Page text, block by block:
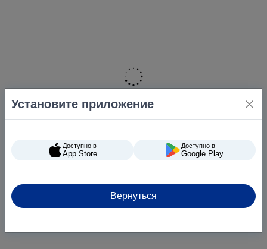
Установите приложение
Доступно в
App Store
Доступно в
Google Play
Вернуться